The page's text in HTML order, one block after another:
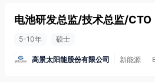
电池研发总监/技术总监/CTO
5-10年 硕士
高景太阳能股份有限公司 新能源